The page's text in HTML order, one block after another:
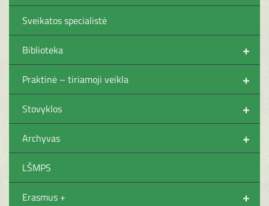
Sveikatos specialistė
+
Biblioteka
+
Praktinė – tiriamoji veikla
+
Stovyklos
+
Archyvas
LŠMPS
+
Erasmus +